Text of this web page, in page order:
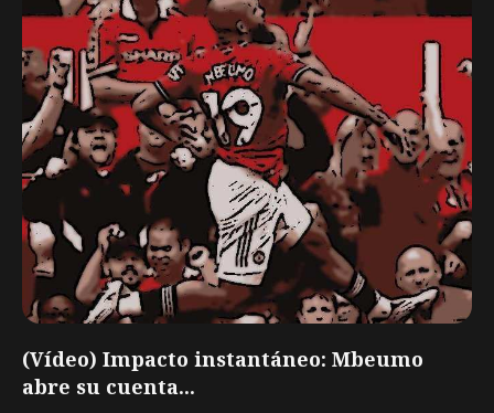
(Vídeo) Impacto instantáneo: Mbeumo
abre su cuenta...